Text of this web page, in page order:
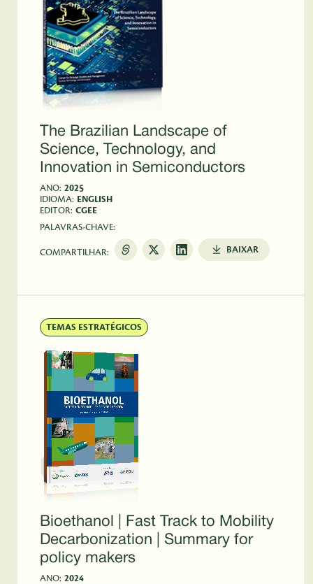
The Brazilian Landscape of
Science, Technology, and
Innovation in Semiconductors
ANO: 2025
IDIOMA: ENGLISH
EDITOR: CGEE
PALAVRAS-CHAVE:
COMPARTILHAR: BAIXAR
TEMAS ESTRATÉGICOS
Bioethanol | Fast Track to Mobility
Decarbonization | Summary for
policy makers
ANO: 2024